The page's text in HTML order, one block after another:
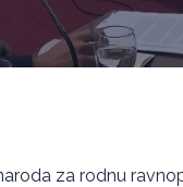
za rodnu